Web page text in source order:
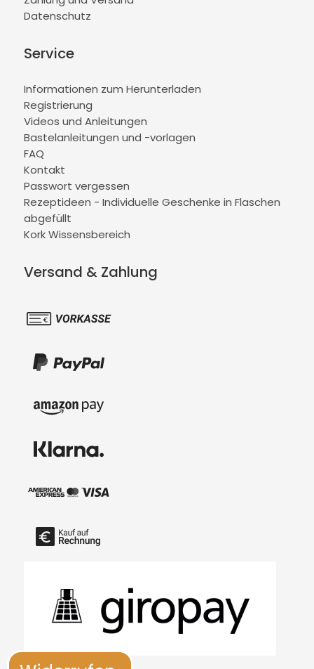
Datenschutz
Service
Informationen zum Herunterladen
Registrierung
Videos und Anleitungen
Bastelanleitungen und -vorlagen
FAQ
Kontakt
Passwort vergessen
Rezeptideen - Individuelle Geschenke in Flaschen
abgefüllt
Kork Wissensbereich
Versand & Zahlung